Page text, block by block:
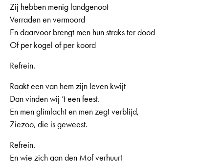
Zij hebben menig landgenoot
Verraden en vermoord
En daarvoor brengt men hun straks ter dood
Of per kogel of per koord
Refrein.
Raakt een van hem zijn leven kwijt
Dan vinden wij ’t een feest.
En men glimlacht en men zegt verblijd,
Ziezoo, die is geweest.
Refrein.
En wie zich aan den Mof verhuurt